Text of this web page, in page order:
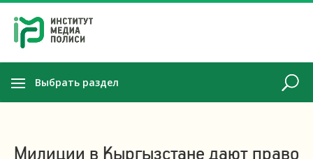
Выбрать раздел
Милиции в Кыргызстане дают право